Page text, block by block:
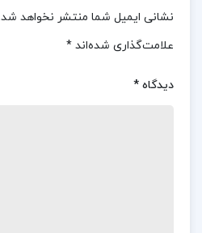
انتگرال را فراهم می‌کنند.
📌 فهرست مطالب کتاب
کرایه چیان:
نشانی ایمیل شما منتشر نخواهد
علامت‌گذاری شده‌اند *
دیدگاه *